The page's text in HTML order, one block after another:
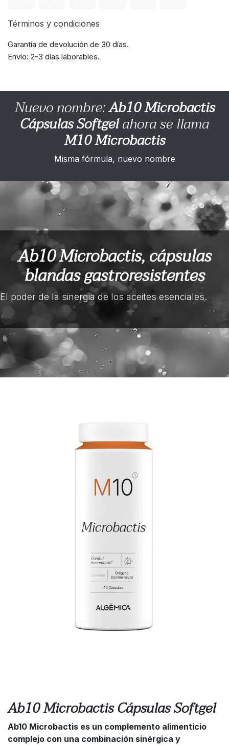
Términos y condiciones
Garantía de devolución de 30 días.
Envío: 2-3 días laborables.
Nuevo nombre:Ab10 Microbactis
Cápsulas Softgelahora se llama
M10 Microbactis
Misma fórmula, nuevo nombre
Ab10 Microbactis, cápsulas
blandas gastroresistentes
El poder de la sinergia de los aceites esenciales.
Ab10 Microbactis Cápsulas Softgel
Ab10 Microbactis es un complemento alimenticio
complejo con una combinación sinérgica y